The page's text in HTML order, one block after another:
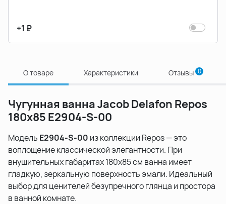
+1 ₽
О товаре Характеристики Отзывы 0
Чугунная ванна Jacob Delafon Repos
180х85 E2904-S-00
Модель E2904-S-00 из коллекции Repos — это
воплощение классической элегантности. При
внушительных габаритах 180х85 см ванна имеет
гладкую, зеркальную поверхность эмали. Идеальный
выбор для ценителей безупречного глянца и простора
в ванной комнате.